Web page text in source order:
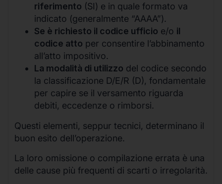
riferimento (SI) e in quale formato va
indicato (generalmente “AAAA”).
Se è richiesto il codice ufficio e/o il
codice atto per consentire l’abbinamento
all’atto impositivo.
La modalità di utilizzo del codice secondo
la classificazione D/E/R (D), fondamentale
per capire se il versamento riguarda
debiti, eccedenze o rimborsi.
Questi elementi, seppur tecnici, determinano il
buon esito dell’operazione.
La loro omissione o compilazione errata è una
delle cause più frequenti di scarti o irregolarità.